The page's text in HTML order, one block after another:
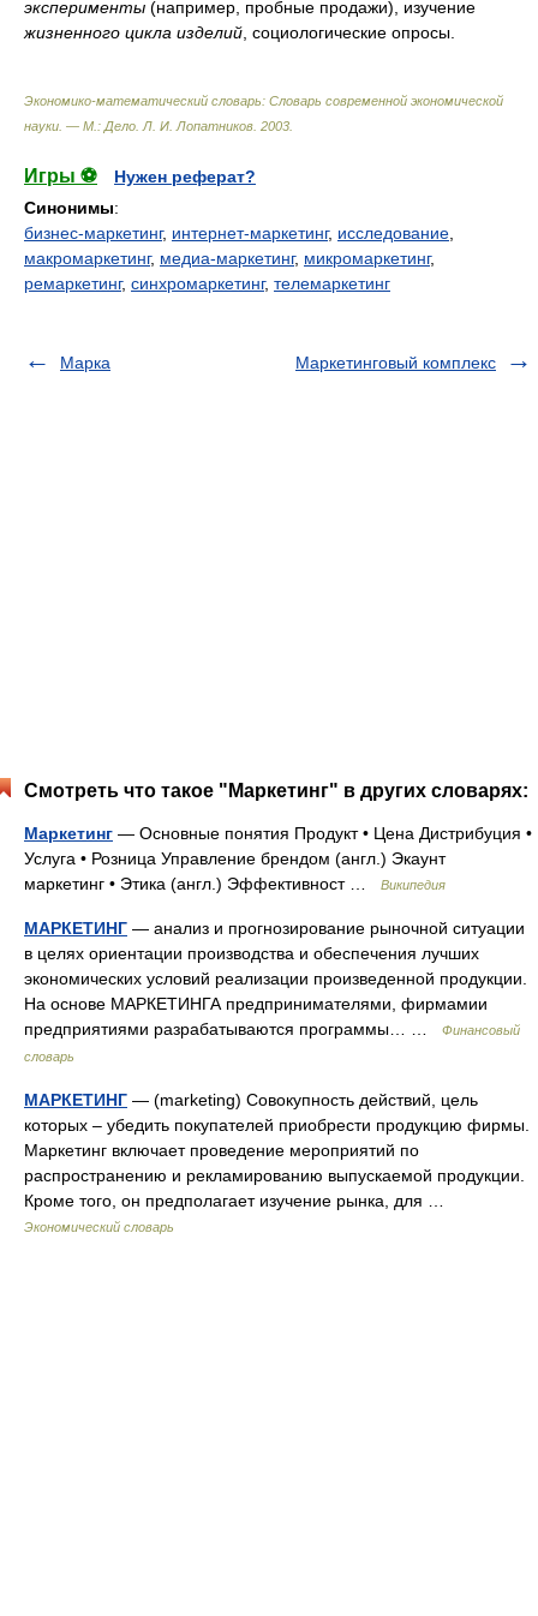
эксперименты (например, пробные продажи), изучение
жизненного цикла изделий , социологические опросы.
Экономико-математический словарь: Словарь современной экономической
науки. — М.: Дело Л. И. Лопатников 2003
Игры ⚽
Нужен реферат?
Синонимы:
бизнес-маркетинг, интернет-маркетинг, исследование
макромаркетинг, медиа-маркетинг, микромаркетинг,
ремаркетинг, синхромаркетинг, телемаркетинг
Марка Маркетинговый комплекс
Смотреть что такое "Маркетинг" в других словарях:
Маркетинг — Основные понятия Продукт • Цена Дистрибуция •
Услуга • Розница Управление брендом (англ.) Экаунт
маркетинг • Этика (англ.) Эффективност …
Википедия
МАРКЕТИНГ — анализ и прогнозирование рыночной ситуации
в целях ориентации производства и обеспечения лучших
экономических условий реализации произведенной продукции.
На основе МАРКЕТИНГА предпринимателями, фирмамии
предприятиями разрабатываются программы… …
Финансовый
словарь
МАРКЕТИНГ — (marketing) Совокупность действий, цель
которых – убедить покупателей приобрести продукцию фирмы.
Маркетинг включает проведение мероприятий по
распространению и рекламированию выпускаемой продукции.
Кроме того, он предполагает изучение рынка, для …
Экономический словарь